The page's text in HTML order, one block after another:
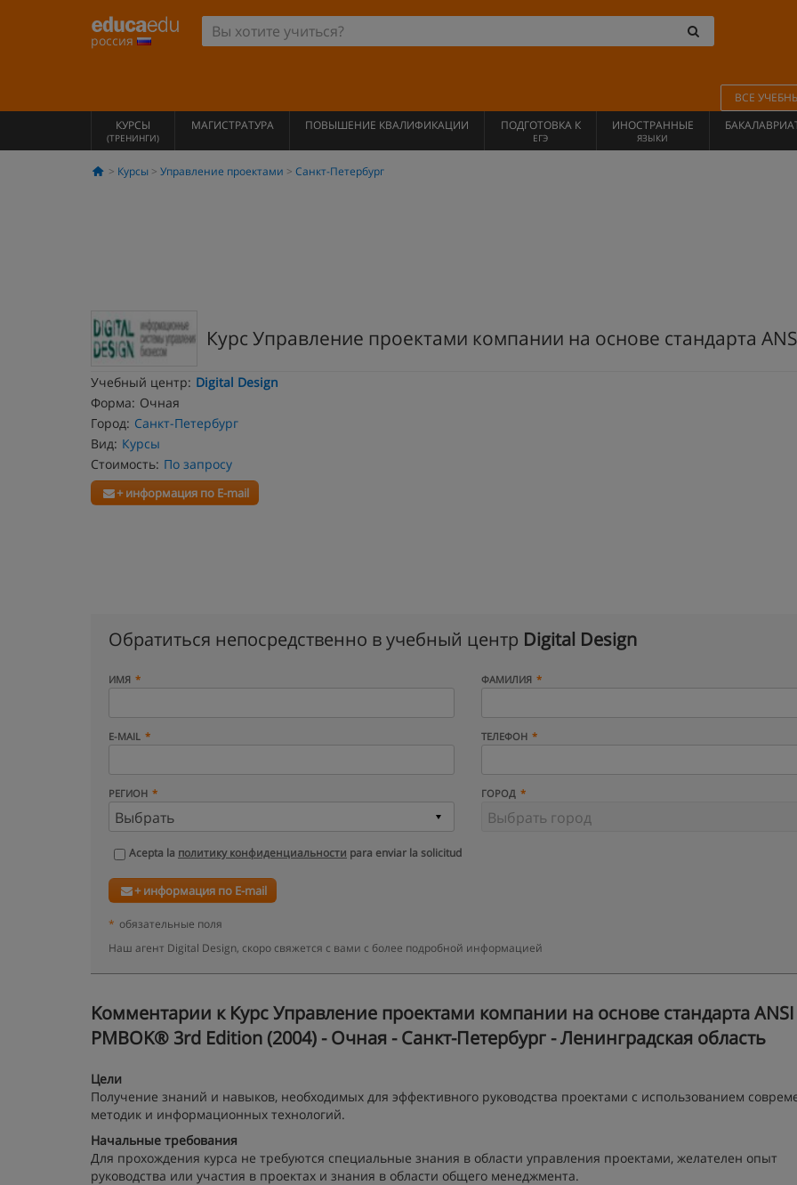
россия
ВСЕ
КУРСЫ
(ТРЕНИНГИ)
МАГИСТРАТУРА ПОВЫШЕНИЕ КВАЛИФИКАЦИИ ПОДГОТОВКА К
ЕГЭ
ИНОСТРАННЫЕ
ЯЗЫКИ
Курсы Управление проектами Санкт-Петербург
Курс Управление проектами компании на основе стандарта
Учебный центр: Digital Design
Форма: Очная
Город: Санкт-Петербург
Вид: Курсы
Стоимость: По запросу
+ информация по E-mail
Обратиться непосредственно в учебный центр Digital Design
ИМЯ ФАМИЛИЯ
E-MAIL ТЕЛЕФОН
РЕГИОН ГОРОД
Acepta la политику конфиденциальности para enviar la solicitud
+ информация по E-mail
* обязательные поля
Наш агент Digital Design, скоро свяжется с вами с более подробной информацией
Kомментарии к Курс Управление проектами компании на основе стандарта
PMBOK® 3rd Edition (2004) - Очная - Санкт-Петербург - Ленинградская область
Цели
Получение знаний и навыков, необходимых для эффективного руководства проектами с использованием
методик и информационных технологий.
Начальные требования
Для прохождения курса не требуются специальные знания в области управления проектами, желателен опыт
руководства или участия в проектах и знания в области общего менеджмента.